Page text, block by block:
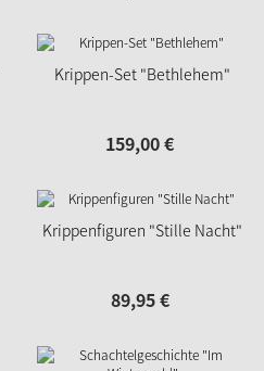
Krippen-Set "Bethlehem"
159,00€
Krippenfiguren "Stille Nacht"
89,95€